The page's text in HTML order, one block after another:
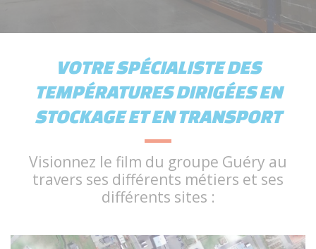
VOTRE SPÉCIALISTE DES
TEMPÉRATURES DIRIGÉES EN
STOCKAGE ET EN TRANSPORT
Visionnez le film du groupe Guéry au
travers ses différents métiers et ses
différents sites :